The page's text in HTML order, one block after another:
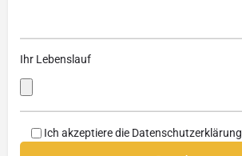
Ihr Lebenslauf
Ich akzeptiere die Datenschutzerklärung